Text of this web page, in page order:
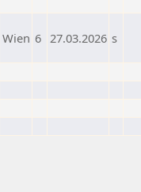
Wien 6 27.03.2026 s